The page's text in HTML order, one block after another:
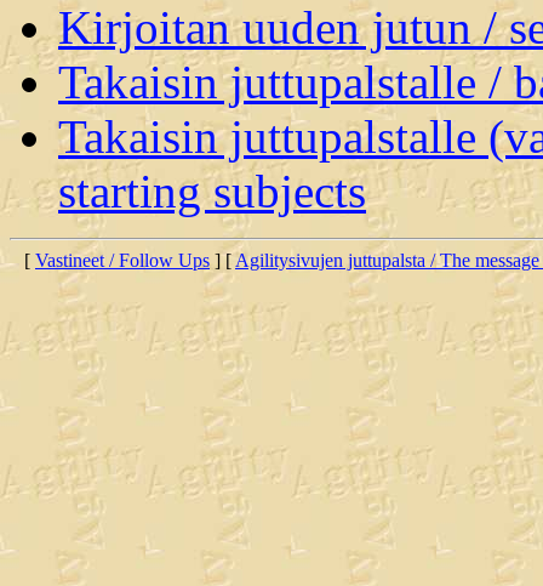
Kirjoitan uuden jutun /
Takaisin juttupalstalle /
Takaisin juttupalstalle
starting subjects
[ Vastineet / Follow Ups ] [Agilitysivujen juttupalsta / The